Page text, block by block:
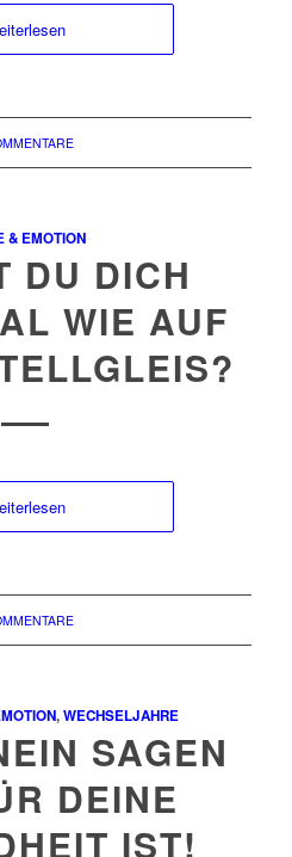
& EMOTION
DU DICH
WIE AUF
,WECHSELJAHRE
SAGEN
DEINE
IST!